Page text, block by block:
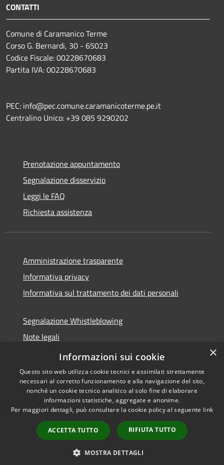
CONTATTI
Comune di Caramanico Terme
Corso G. Bernardi, 30 - 65023
Codice Fiscale: 00228670683
Partita IVA: 00228670683
PEC: info@pec.comune.caramanicoterme.pe.it
Centralino Unico: +39 085 9290202
Prenotazione appuntamento
Segnalazione disservizio
Leggi le FAQ
Richiesta assistenza
Amministrazione trasparente
Informativa privacy
Informativa sul trattamento dei dati personali
Segnalazione Whistleblowing
Note legali
Dichiarazione di accessibilità
Accessibilità
Copyright © 2026 • Comune di
Caramanico Terme • Powered
byMunicipium
Accesso
redazione
×
Informazioni sui cookie
Questo sito web utilizza cookie tecnici e assimilati strettamente
necessari al corretto funzionamento e alla navigazione del sito,
nonché un cookie tecnico analitico al solo fine di elaborare
informazioni statistiche, aggregate e anonime.
Per maggiori dettagli, può consultare la cookie policy al seguente link
ACCETTA TUTTO RIFIUTA TUTTO
MOSTRA DETTAGLI